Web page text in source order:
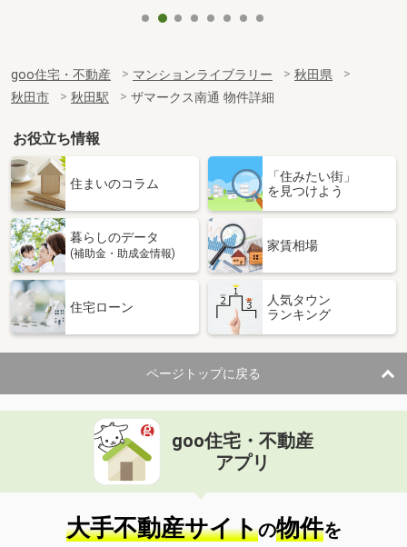
goo住宅・不動産 マンションライブラリー
秋田県
秋田市
秋田駅 ザマークス南通 物件詳細
お役立ち情報
住まいのコラム
「住みたい街」
を見つけよう
暮らしのデータ
(補助金・助成金情報)
家賃相場
住宅ローン
人気タウン
ランキング
ページトップに戻る
goo住宅・不動産
アプリ
大手不動産サイトの物件を